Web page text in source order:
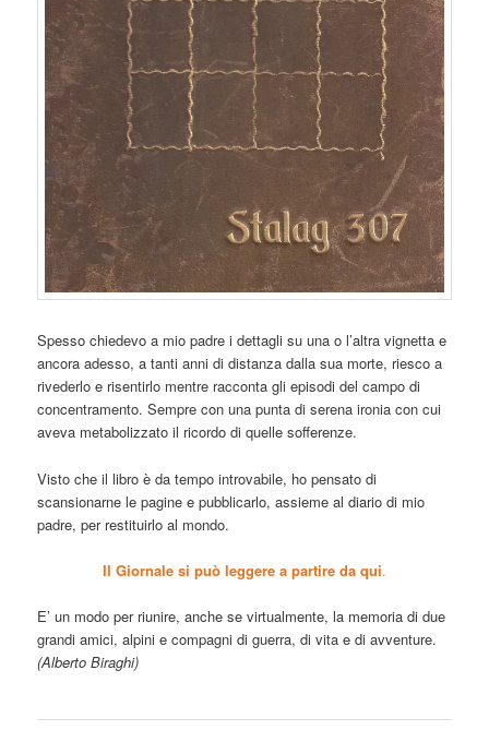
Spesso chiedevo a mio padre i dettagli su una o l’altra vignetta e
ancora adesso, a tanti anni di distanza dalla sua morte, riesco a
rivederlo e risentirlo mentre racconta gli episodi del campo di
concentramento. Sempre con una punta di serena ironia con cui
aveva metabolizzato il ricordo di quelle sofferenze.
Visto che il libro è da tempo introvabile, ho pensato di
scansionarne le pagine e pubblicarlo, assieme al diario di mio
padre, per restituirlo al mondo.
Il Giornale si può leggere a partire da qui.
E’ un modo per riunire, anche se virtualmente, la memoria di due
grandi amici, alpini e compagni di guerra, di vita e di avventure.
(Alberto Biraghi)